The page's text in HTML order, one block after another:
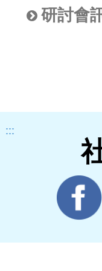
研討會
:::